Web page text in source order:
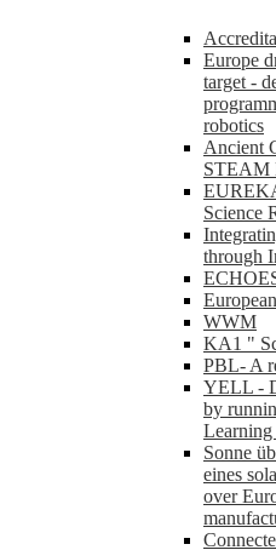
Europe
target -
robotics
Ancient
STEAM
Science
through
WWM
KA1 "
PBL- A
YELL -
by
Sonne
eines
over